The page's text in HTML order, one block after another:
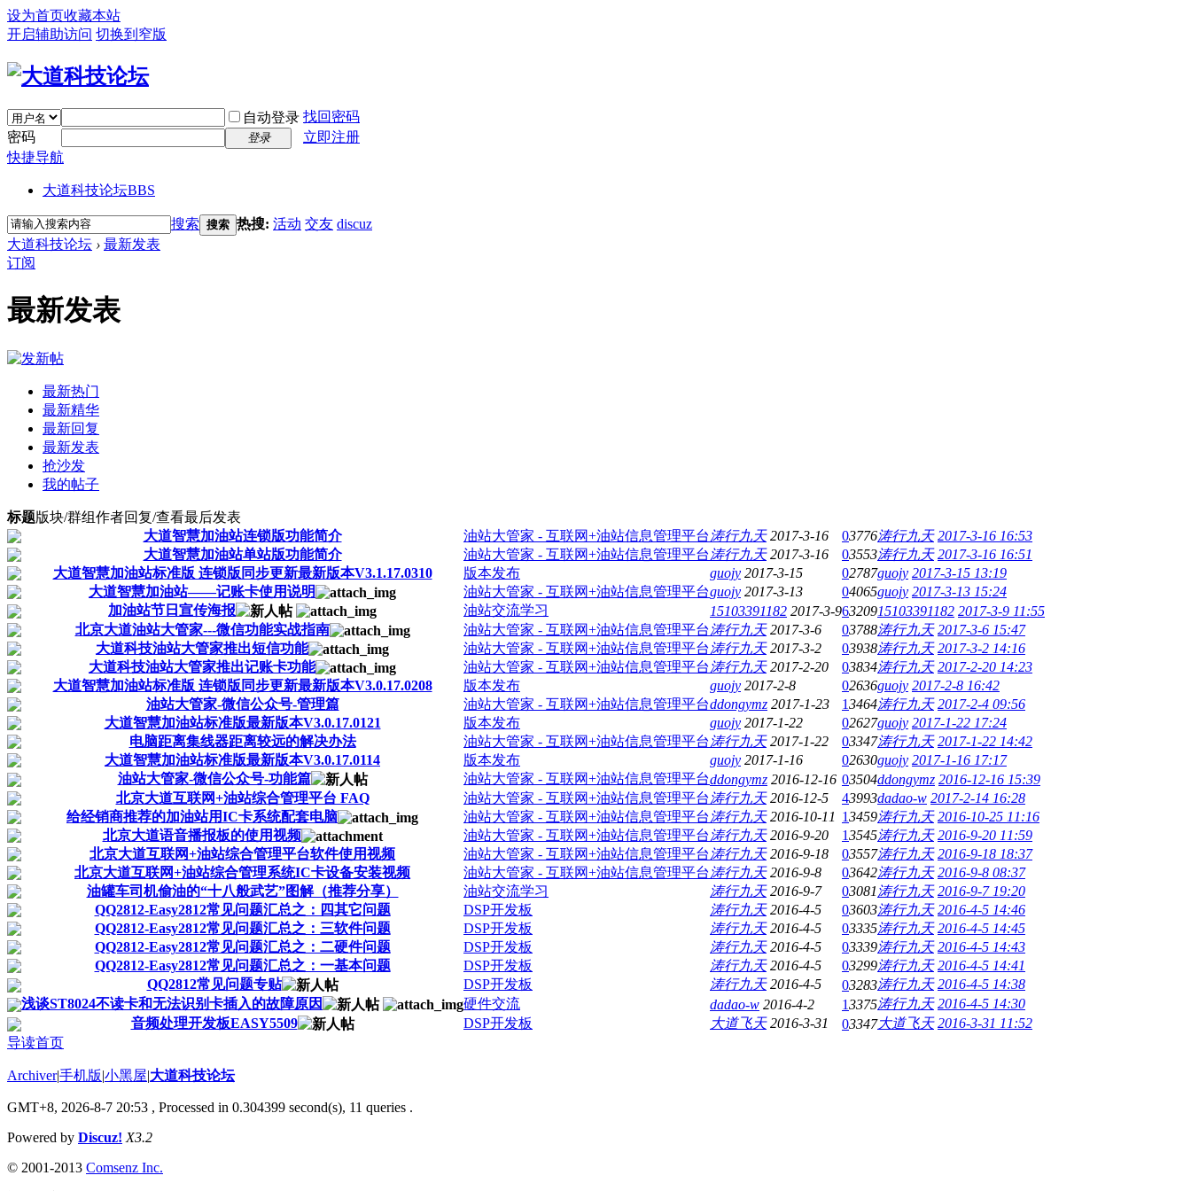
设为首页收藏本站
开启辅助访问 切换到窄版
自动登录 找回密码
密码
登录
立即注册
快捷导航
大道科技论坛BBS
搜索 搜索 热搜: 活动 交友 discuz
大道科技论坛 › 最新发表
订阅
最新发表
最新热门
最新精华
最新回复
最新发表
抢沙发
我的帖子
标题版块/群组作者回复/查看最后发表
大道智慧加油站连锁版功能简介
油站大管家 - 互联网+油站信息管理平台 涛行九天 2017-3-16 03776涛行九天 2017-3-16 16:53
大道智慧加油站单站版功能简介
油站大管家 - 互联网+油站信息管理平台 涛行九天 2017-3-16 03553涛行九天 2017-3-16 16:51
大道智慧加油站标准版 连锁版同步更新最新版本V3.1.17.0310
版本发布 guojy 2017-3-15 02787guojy 2017-3-15 13:19
大道智慧加油站——记账卡使用说明
油站大管家 - 互联网+油站信息管理平台guojy 2017-3-13 04065guojy 2017-3-13 15:24
加油站节日宣传海报
油站交流学习 15103391182 2017-3-96320915103391182 2017-3-9 11:55
北京大道油站大管家---微信功能实战指南
油站大管家 - 互联网+油站信息管理平台 涛行九天 2017-3-6 03788涛行九天 2017-3-6 15:47
大道科技油站大管家推出短信功能
油站大管家 - 互联网+油站信息管理平台 涛行九天 2017-3-2 03938涛行九天 2017-3-2 14:16
大道科技油站大管家推出记账卡功能
油站大管家 - 互联网+油站信息管理平台 涛行九天 2017-2-20 03834涛行九天 2017-2-20 14:23
大道智慧加油站标准版 连锁版同步更新最新版本V3.0.17.0208
版本发布 guojy 2017-2-8 02636guojy 2017-2-8 16:42
油站大管家-微信公众号-管理篇
油站大管家 - 互联网+油站信息管理平台ddongymz 2017-1-23 13464涛行九天 2017-2-4 09:56
大道智慧加油站标准版最新版本V3.0.17.0121
版本发布 guojy 2017-1-22 02627guojy 2017-1-22 17:24
电脑距离集线器距离较远的解决办法
油站大管家 - 互联网+油站信息管理平台 涛行九天 2017-1-22 03347涛行九天 2017-1-22 14:42
大道智慧加油站标准版最新版本V3.0.17.0114
版本发布 guojy 2017-1-16 02630guojy 2017-1-16 17:17
油站大管家-微信公众号-功能篇
油站大管家 - 互联网+油站信息管理平台ddongymz 2016-12-16 03504ddongymz 2016-12-16 15:39
北京大道互联网+油站综合管理平台 FAQ
油站大管家 - 互联网+油站信息管理平台 涛行九天 2016-12-5 43993dadao-w 2017-2-14 16:28
给经销商推荐的加油站用IC卡系统配套电脑
油站大管家 - 互联网+油站信息管理平台 涛行九天 2016-10-11 13459涛行九天 2016-10-25 11:16
北京大道语音播报板的使用视频
油站大管家 - 互联网+油站信息管理平台 涛行九天 2016-9-20 13545涛行九天 2016-9-20 11:59
北京大道互联网+油站综合管理平台软件使用视频
油站大管家 - 互联网+油站信息管理平台 涛行九天 2016-9-18 03557涛行九天 2016-9-18 18:37
北京大道互联网+油站综合管理系统IC卡设备安装视频
油站大管家 - 互联网+油站信息管理平台 涛行九天 2016-9-8 03642涛行九天 2016-9-8 08:37
油罐车司机偷油的“十八般武艺”图解（推荐分享）
油站交流学习 涛行九天 2016-9-7 03081 涛行九天 2016-9-7 19:20
QQ2812-Easy2812常见问题汇总之：四其它问题
DSP开发板 涛行九天 2016-4-5 03603涛行九天 2016-4-5 14:46
QQ2812-Easy2812常见问题汇总之：三软件问题
DSP开发板 涛行九天 2016-4-5 03335涛行九天 2016-4-5 14:45
QQ2812-Easy2812常见问题汇总之：二硬件问题
DSP开发板 涛行九天 2016-4-5 03339涛行九天 2016-4-5 14:43
QQ2812-Easy2812常见问题汇总之：一基本问题
DSP开发板 涛行九天 2016-4-5 03299涛行九天 2016-4-5 14:41
QQ2812常见问题专贴
DSP开发板 涛行九天 2016-4-5 03283涛行九天 2016-4-5 14:38
浅谈ST8024不读卡和无法识别卡插入的故障原因
硬件交流 dadao-w 2016-4-2 13375涛行九天 2016-4-5 14:30
音频处理开发板EASY5509
DSP开发板 大道飞天 2016-3-31 03347大道飞天 2016-3-31 11:52
导读首页
Archiver|手机版|小黑屋|大道科技论坛
GMT+8, 2026-8-7 20:53 , Processed in 0.304399 second(s), 11 queries .
Powered by Discuz! X3.2
© 2001-2013 Comsenz Inc.